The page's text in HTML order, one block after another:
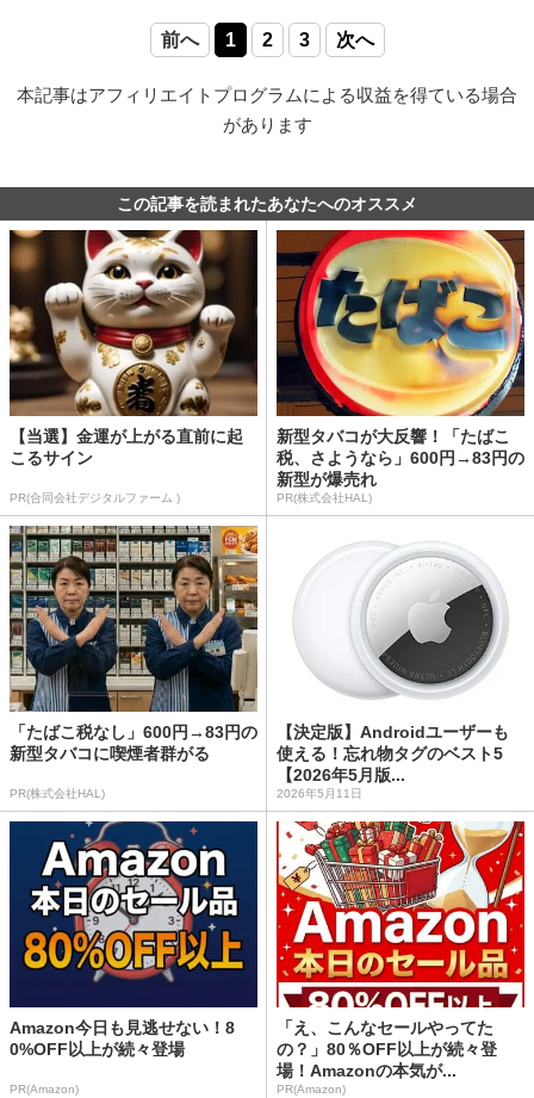
前へ 1 2 3 次へ
本記事はアフィリエイトプログラムによる収益を得ている場合
があります
この記事を読まれたあなたへのオススメ
【当選】金運が上がる直前に起
こるサイン
PR(合同会社デジタルファーム )
新型タバコが大反響！「たばこ
税、さようなら」600円→83円の
新型が爆売れ
PR(株式会社HAL)
「たばこ税なし」600円→83円の
新型タバコに喫煙者群がる
PR(株式会社HAL)
【決定版】Androidユーザーも
使える！忘れ物タグのベスト5
【2026年5月版...
2026年5月11日
Amazon今日も見逃せない！8
0%OFF以上が続々登場
PR(Amazon)
「え、こんなセールやってた
の？」80％OFF以上が続々登
場！Amazonの本気が...
PR(Amazon)